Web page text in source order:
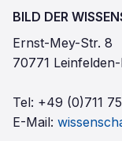
BILD DER
Ernst-Mey-Str. 8
70771
Tel: +49 (0)711
E-Mail: